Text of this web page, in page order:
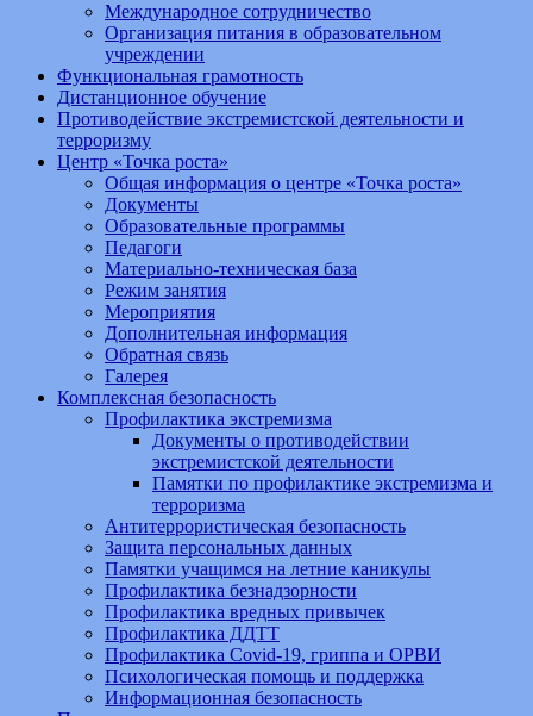
Международное сотрудничество
Организация питания в образовательном
учреждении
Функциональная грамотность
Дистанционное обучение
Противодействие экстремистской деятельности и
терроризму
Центр «Точка роста»
Общая информация о центре «Точка роста»
Документы
Образовательные программы
Педагоги
Материально-техническая база
Режим занятия
Мероприятия
Дополнительная информация
Обратная связь
Галерея
Комплексная безопасность
Профилактика экстремизма
Документы о противодействии
экстремистской деятельности
Памятки по профилактике экстремизма и
терроризма
Антитеррористическая безопасность
Защита персональных данных
Памятки учащимся на летние каникулы
Профилактика безнадзорности
Профилактика вредных привычек
Профилактика ДДТТ
Профилактика Covid-19, гриппа и ОРВИ
Психологическая помощь и поддержка
Информационная безопасность